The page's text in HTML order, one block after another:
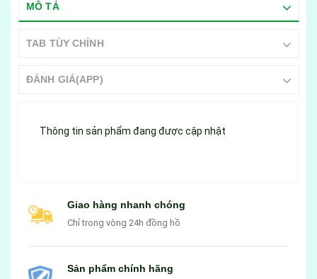
MÔ TẢ
TAB TÙY CHỈNH
ĐÁNH GIÁ(APP)
Thông tin sản phẩm đang được cập nhật
Giao hàng nhanh chóng
Chỉ trong vòng 24h đồng hồ
Sản phẩm chính hãng